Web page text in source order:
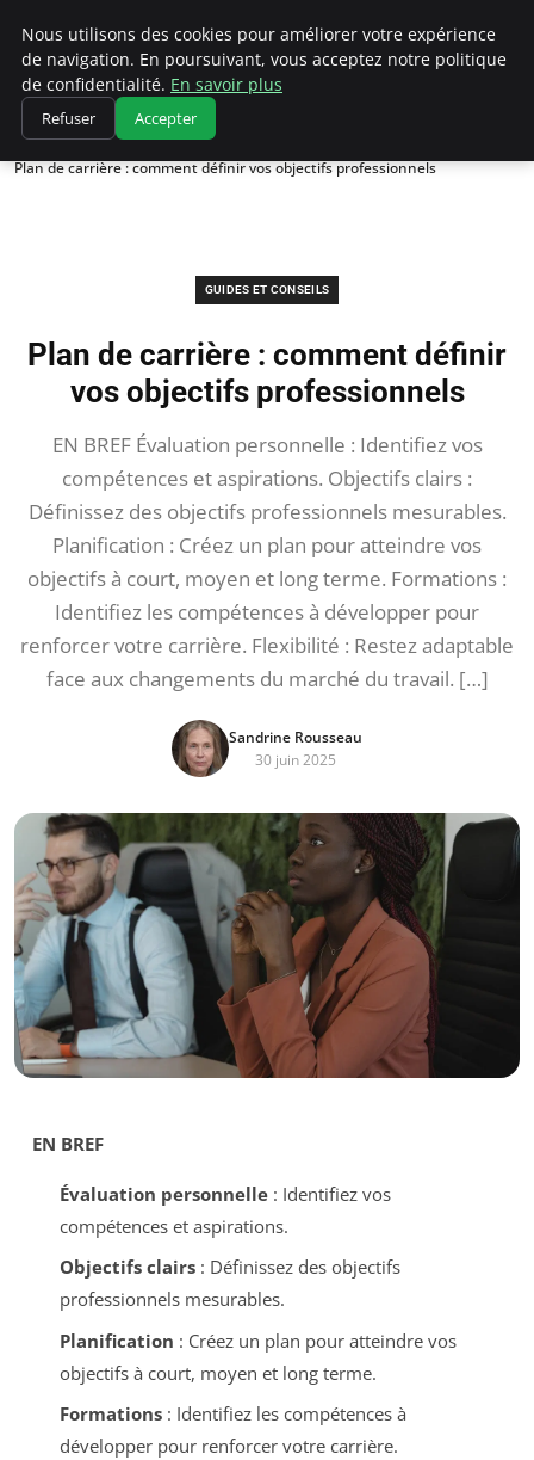
Chasseur De Tête
Accueil
Guides et Conseils
Plan de carrière : comment définir vos objectifs professionnels
GUIDES ET CONSEILS
Plan de carrière : comment définir
vos objectifs professionnels
EN BREF Évaluation personnelle : Identifiez vos
compétences et aspirations. Objectifs clairs :
Définissez des objectifs professionnels mesurables.
Planification : Créez un plan pour atteindre vos
objectifs à court, moyen et long terme. Formations :
Identifiez les compétences à développer pour
renforcer votre carrière. Flexibilité : Restez adaptable
face aux changements du marché du travail. […]
Sandrine Rousseau
30 juin 2025
EN BREF
Évaluation personnelle: Identifiez vos
compétences et aspirations.
Objectifs clairs: Définissez des objectifs
professionnels mesurables.
Planification : Créez un plan pour atteindre vos
objectifs à court, moyen et long terme.
Formations: Identifiez les compétences à
développer pour renforcer votre carrière.
Nous utilisons des cookies pour améliorer votre expérience
de navigation. En poursuivant, vous acceptez notre politique
de confidentialité. En savoir plus
Refuser Accepter